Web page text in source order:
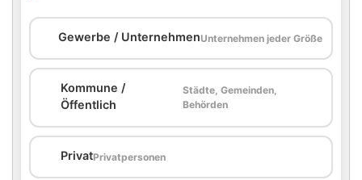
Gewerbe / UnternehmenUnternehmen jeder Größe
Kommune /
Öffentlich
Städte, Gemeinden,
Behörden
PrivatPrivatpersonen